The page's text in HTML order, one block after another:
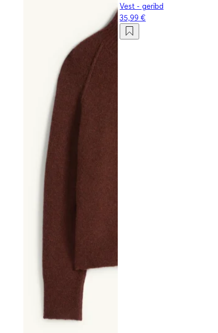
Vest - geribd
35,99 €